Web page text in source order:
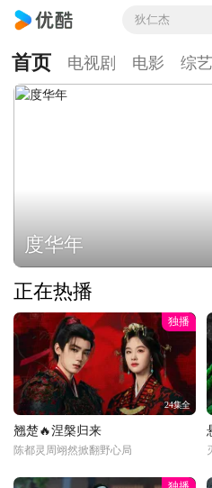
狄仁杰
首页 电视剧 电影 综艺
度华年
正在热播
独播
24集全
翘楚🔥涅槃归来
陈都灵周翊然掀翻野心局